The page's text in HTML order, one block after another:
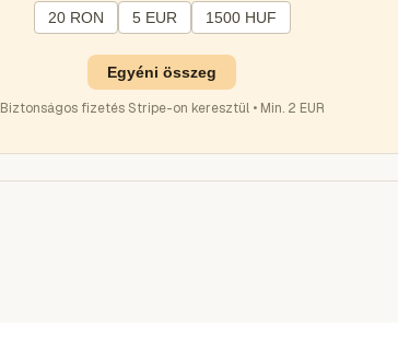
20 RON 5 EUR 1500 HUF
Egyéni összeg
Biztonságos fizetés Stripe-on keresztül • Min. 2 EUR